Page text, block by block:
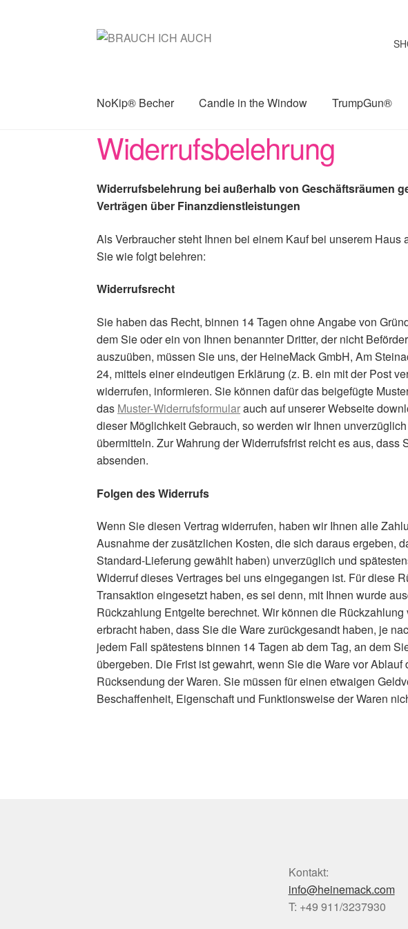
Zur
Zum
NoKip® Becher Candle in the Window TrumpGun®
Widerrufsbelehrung
Widerrufsbelehrung bei außerhalb von Geschäftsräumen
Verträgen über Finanzdienstleistungen
Als Verbraucher steht Ihnen bei einem Kauf bei unserem
Sie wie folgt belehren:
Widerrufsrecht
Sie haben das Recht, binnen 14 Tagen ohne Angabe von
dem Sie oder ein von Ihnen benannter Dritter, der nicht
auszuüben, müssen Sie uns, der HeineMack GmbH, Am
24, mittels einer eindeutigen Erklärung (z. B. ein mit der Post
widerrufen, informieren. Sie können dafür das beigefügte
das Muster-Widerrufsformularauch auf unserer Webseite
dieser Möglichkeit Gebrauch, so werden wir Ihnen
übermitteln. Zur Wahrung der Widerrufsfrist reicht es aus,
absenden.
Folgen des Widerrufs
Wenn Sie diesen Vertrag widerrufen, haben wir Ihnen alle
Ausnahme der zusätzlichen Kosten, die sich daraus ergeben,
Standard-Lieferung gewählt haben) unverzüglich und
Widerruf dieses Vertrages bei uns eingegangen ist. Für diese
Transaktion eingesetzt haben, es sei denn, mit Ihnen wurde
Rückzahlung Entgelte berechnet. Wir können die
erbracht haben, dass Sie die Ware zurückgesandt haben, je
jedem Fall spätestens binnen 14 Tagen ab dem Tag, an dem
übergeben. Die Frist ist gewahrt, wenn Sie die Ware vor
Rücksendung der Waren. Sie müssen für einen etwaigen
Beschaffenheit, Eigenschaft und Funktionsweise der Waren
Kontakt:
info@heinemack.com
T: +49 911/3237930